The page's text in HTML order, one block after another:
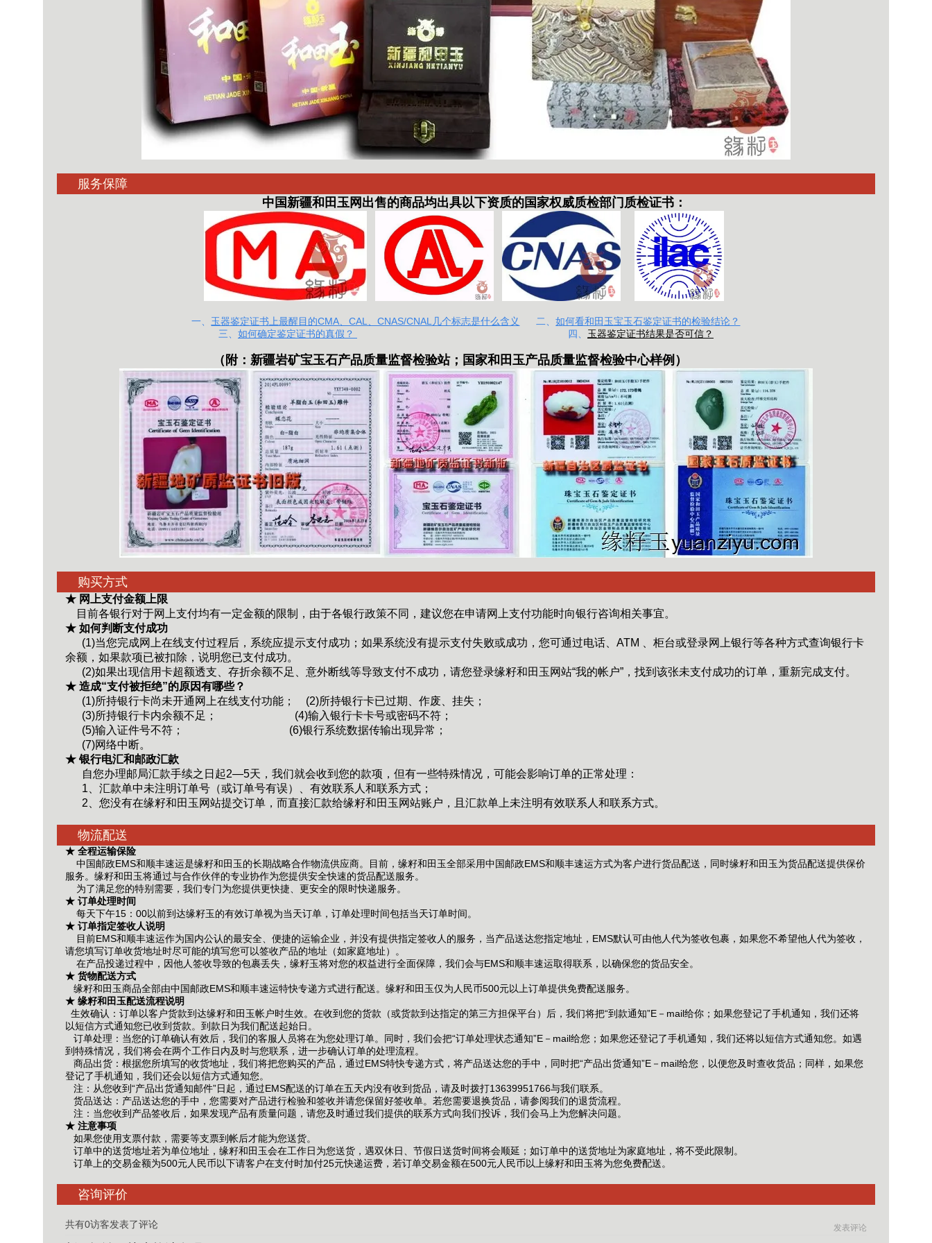
服务保障
中国新疆和田玉网出售的商品均出具以下资质的国家权威质检部门质检证书：
一、 玉器鉴定证书上最醒目的CMA、CAL、CNAS/CNAL几个标志是什么含义 二、如何看和田玉宝玉石鉴定证书的检验结论？
三、 如何确定鉴定证书的真假？ 四、 玉器鉴定证书结果是否可信？
（附：新疆岩矿宝玉石产品质量监督检验站； 国家和田玉产品质量监督检验中心样例）
购买方式
★ 网上支付金额上限
目前各银行对于网上支付均有一定金额的限制，由于各银行政策不同，建议您在申请网上支付功能时向银行咨询相关事宜。
★ 如何判断支付成功
(1)当您完成网上在线支付过程后，系统应提示支付成功；如果系统没有提示支付失败或成功，您可通过电话、ATM 、柜台或登录网上银行等各种方式查询银行卡
余额，如果款项已被扣除，说明您已支付成功。
(2)如果出现信用卡超额透支、存折余额不足、意外断线等导致支付不成功，请您登录缘籽和田玉网站“我的帐户”，找到该张未支付成功的订单，重新完成支付。
★ 造成“支付被拒绝”的原因有哪些？
(1)所持银行卡尚未开通网上在线支付功能； (2)所持银行卡已过期、作废、挂失；
(3)所持银行卡内余额不足；
(4)输入银行卡卡号或密码不符；
(5)输入证件号不符； (6)银行系统数据传输出现异常；
(7)网络中断。
★ 银行电汇和邮政汇款
自您办理邮局汇款手续之日起2—5天，我们就会收到您的款项，但有一些特殊情况，可能会影响订单的正常处理：
1、汇款单中未注明订单号（或订单号有误）、有效联系人和联系方式；
2、您没有在缘籽和田玉网站提交订单，而直接汇款给缘籽和田玉网站账户，且汇款单上未注明有效联系人和联系方式。
物流配送
★ 全程运输保险
中国邮政EMS和顺丰速运是缘籽和田玉的长期战略合作物流供应商。目前，缘籽和田玉全部采用中国邮政EMS和顺丰速运方式为客户进行货品配送，同时缘籽和田玉为货品配送提供保价
服务。缘籽和田玉将通过与合作伙伴的专业协作为您提供安全快速的货品配送服务。
为了满足您的特别需要，我们专门为您提供更快捷、更安全的限时快递服务。
★ 订单处理时间
每天下午15：00以前到达缘籽玉的有效订单视为当天订单，订单处理时间包括当天订单时间。
★ 订单指定签收人说明
目前EMS和顺丰速运作为国内公认的最安全、便捷的运输企业，并没有提供指定签收人的服务，当产品送达您指定地址，EMS默认可由他人代为签收包裹，如果您不希望他人代为签收，
请您填写订单收货地址时尽可能的填写您可以签收产品的地址（如家庭地址）。
在产品投递过程中，因他人签收导致的包裹丢失，缘籽玉将对您的权益进行全面保障，我们会与EMS和顺丰速运取得联系，以确保您的货品安全。
★ 货物配送方式
缘籽和田玉商品全部由中国邮政EMS和顺丰速运特快专递方式进行配送。 缘籽和田玉仅为人民币500元以上订单提供免费配送服务。
★ 缘籽和田玉配送流程说明
生效确认：订单以客户货款到达缘籽和田玉帐户时生效。在收到您的货款（或货款到达指定的第三方担保平台）后，我们将把“到款通知”E－mail给你；如果您登记了手机通知，我们还将
以短信方式通知您已收到货款。到款日为我们配送起始日。
订单处理：当您的订单确认有效后，我们的客服人员将在为您处理订单。同时，我们会把“订单处理状态通知”E－mail给您；如果您还登记了手机通知，我们还将以短信方式通知您。如遇
到特殊情况，我们将会在两个工作日内及时与您联系，进一步确认订单的处理流程。
商品出货：根据您所填写的收货地址，我们将把您购买的产品，通过EMS特快专递方式，将产品送达您的手中，同时把“产品出货通知”E－mail给您，以便您及时查收货品；同样，如果您
登记了手机通知，我们还会以短信方式通知您。
注：从您收到“产品出货通知邮件”日起，通过EMS配送的订单在五天内没有收到货品，请及时拨打13639951766与我们联系。
货品送达：产品送达您的手中，您需要对产品进行检验和签收并请您保留好签收单。若您需要退换货品，请参阅我们的退货流程。
注：当您收到产品签收后，如果发现产品有质量问题，请您及时通过我们提供的联系方式向我们投诉，我们会马上为您解决问题。
★ 注意事项
如果您使用支票付款，需要等支票到帐后才能为您送货。
订单中的送货地址若为单位地址，缘籽和田玉会在工作日为您送货，遇双休日、节假日送货时间将会顺延；如订单中的送货地址为家庭地址，将不受此限制。
订单上的交易金额为500元人民币以下请客户在支付时加付25元快递运费，若订单交易金额在500元人民币以上缘籽和田玉将为您免费配送。
咨询评价
发表评论
共有0访客发表了评论